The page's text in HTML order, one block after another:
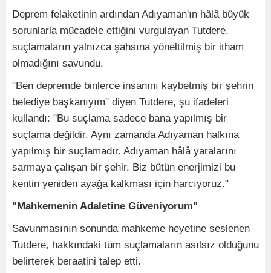
Deprem felaketinin ardından Adıyaman'ın hâlâ büyük
sorunlarla mücadele ettiğini vurgulayan Tutdere,
suçlamaların yalnızca şahsına yöneltilmiş bir itham
olmadığını savundu.
"Ben depremde binlerce insanını kaybetmiş bir şehrin
belediye başkanıyım" diyen Tutdere, şu ifadeleri
kullandı: "Bu suçlama sadece bana yapılmış bir
suçlama değildir. Aynı zamanda Adıyaman halkına
yapılmış bir suçlamadır. Adıyaman hâlâ yaralarını
sarmaya çalışan bir şehir. Biz bütün enerjimizi bu
kentin yeniden ayağa kalkması için harcıyoruz."
"Mahkemenin Adaletine Güveniyorum"
Savunmasının sonunda mahkeme heyetine seslenen
Tutdere, hakkındaki tüm suçlamaların asılsız olduğunu
belirterek beraatini talep etti.